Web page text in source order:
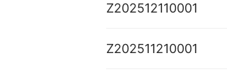
Z202512110001
Z202511210001